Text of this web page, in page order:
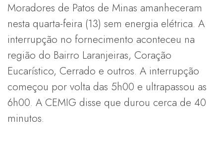
Moradores de Patos de Minas amanheceram
nesta quarta-feira (13) sem energia elétrica. A
interrupção no fornecimento aconteceu na
região do Bairro Laranjeiras, Coração
Eucarístico, Cerrado e outros. A interrupção
começou por volta das 5h00 e ultrapassou as
6h00. A CEMIG disse que durou cerca de 40
minutos.